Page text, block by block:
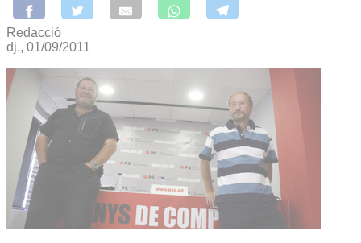
Redacció
dj., 01/09/2011